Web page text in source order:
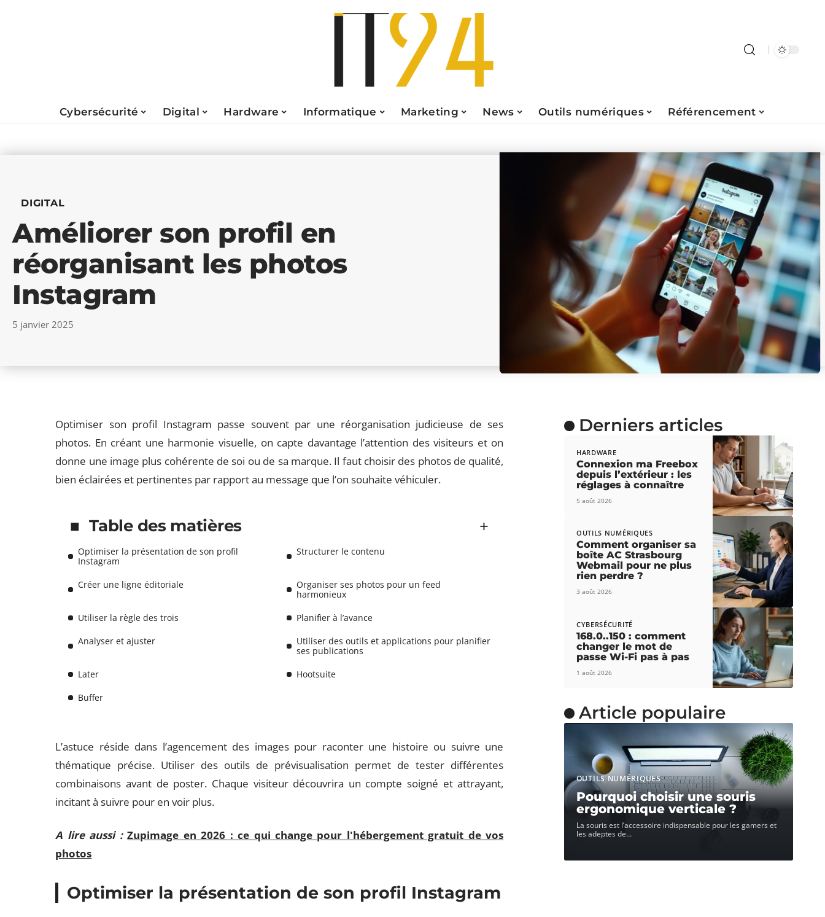
Cybersécurité Digital Hardware Informatique Marketing News Outils numériques Référencement
DIGITAL
Améliorer son profil en
réorganisant les photos
Instagram
5 janvier 2025
Optimiser son profil Instagram passe souvent par une réorganisation judicieuse de ses
photos. En créant une harmonie visuelle, on capte davantage l’attention des visiteurs et on
donne une image plus cohérente de soi ou de sa marque. Il faut choisir des photos de qualité,
bien éclairées et pertinentes par rapport au message que l’on souhaite véhiculer.
Table des matières
Optimiser la présentation de son profil
Instagram
Structurer le contenu
Créer une ligne éditoriale
Organiser ses photos pour un feed
harmonieux
Utiliser la règle des trois
Planifier à l’avance
Analyser et ajuster
Utiliser des outils et applications pour planifier
ses publications
Later
Hootsuite
Buffer
L’astuce réside dans l’agencement des images pour raconter une histoire ou suivre une
thématique précise. Utiliser des outils de prévisualisation permet de tester différentes
combinaisons avant de poster. Chaque visiteur découvrira un compte soigné et attrayant,
incitant à suivre pour en voir plus.
A lire aussi : Zupimage en 2026 : ce qui change pour l'hébergement gratuit de vos
photos
Optimiser la présentation de son profil Instagram
Derniers articles
HARDWARE
Connexion ma Freebox
depuis l’extérieur : les
réglages à connaître
5 août 2026
OUTILS NUMÉRIQUES
Comment organiser sa
boîte AC Strasbourg
Webmail pour ne plus
rien perdre ?
3 août 2026
CYBERSÉCURITÉ
168.0..150 : comment
changer le mot de
passe Wi-Fi pas à pas
1 août 2026
Article populaire
OUTILS NUMÉRIQUES
Pourquoi choisir une souris
ergonomique verticale ?
La souris est l’accessoire indispensable pour les gamers et
les adeptes de…